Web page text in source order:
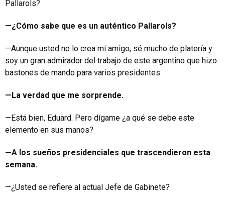
Pallarols?
—¿Cómo sabe que es un auténtico Pallarols?
—Aunque usted no lo crea mi amigo, sé mucho de platería y
soy un gran admirador del trabajo de este argentino que hizo
bastones de mando para varios presidentes.
—La verdad que me sorprende.
—Está bien, Eduard. Pero dígame ¿a qué se debe este
elemento en sus manos?
—A los sueños presidenciales que trascendieron esta
semana.
—¿Usted se refiere al actual Jefe de Gabinete?